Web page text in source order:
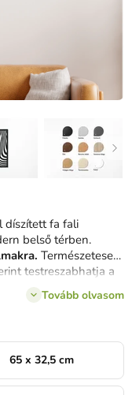
díszített fa fali
belső térben.
Természetesen
testreszabhatja a
Tovább olvasom
65 x 32,5 cm